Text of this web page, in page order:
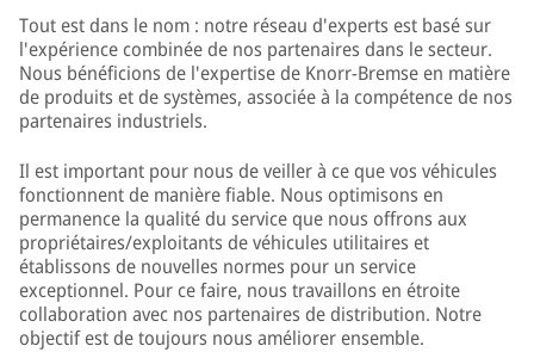
Tout est dans le nom : notre réseau d'experts est basé sur
l'expérience combinée de nos partenaires dans le secteur.
Nous bénéficions de l'expertise de Knorr-Bremse en matière
de produits et de systèmes, associée à la compétence de nos
partenaires industriels.
Il est important pour nous de veiller à ce que vos véhicules
fonctionnent de manière fiable. Nous optimisons en
permanence la qualité du service que nous offrons aux
propriétaires/exploitants de véhicules utilitaires et
établissons de nouvelles normes pour un service
exceptionnel. Pour ce faire, nous travaillons en étroite
collaboration avec nos partenaires de distribution. Notre
objectif est de toujours nous améliorer ensemble.